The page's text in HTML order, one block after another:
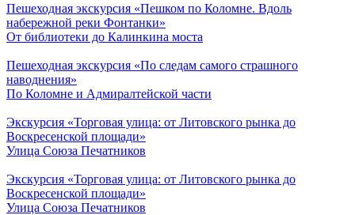
Пешеходная экскурсия «Пешком по Коломне. Вдоль
набережной реки Фонтанки»
От библиотеки до Калинкина моста
Пешеходная экскурсия «По следам самого страшного
наводнения»
По Коломне и Адмиралтейской части
Экскурсия «Торговая улица: от Литовского рынка до
Воскресенской площади»
Улица Союза Печатников
Экскурсия «Торговая улица: от Литовского рынка до
Воскресенской площади»
Улица Союза Печатников